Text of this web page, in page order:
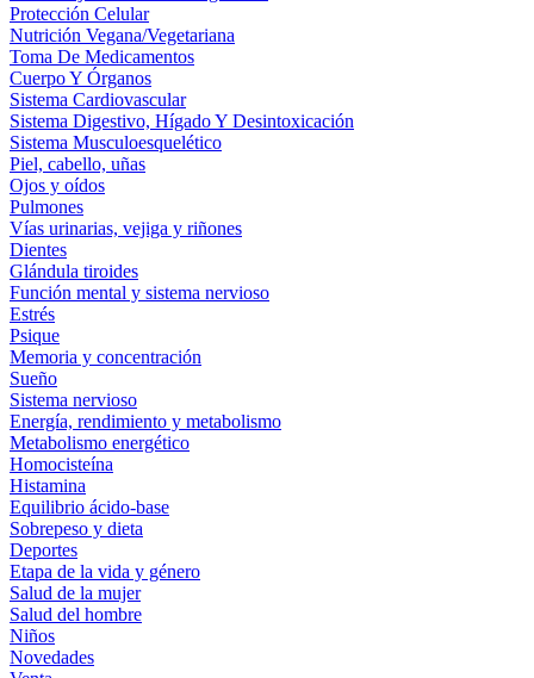
Protección Celular
Nutrición Vegana/Vegetariana
Toma De Medicamentos
Cuerpo Y Órganos
Sistema Cardiovascular
Sistema Digestivo, Hígado Y Desintoxicación
Sistema Musculoesquelético
Piel, cabello, uñas
Ojos y oídos
Pulmones
Vías urinarias, vejiga y riñones
Dientes
Glándula tiroides
Función mental y sistema nervioso
Estrés
Psique
Memoria y concentración
Sueño
Sistema nervioso
Energía, rendimiento y metabolismo
Metabolismo energético
Homocisteína
Histamina
Equilibrio ácido-base
Sobrepeso y dieta
Deportes
Etapa de la vida y género
Salud de la mujer
Salud del hombre
Niños
Novedades